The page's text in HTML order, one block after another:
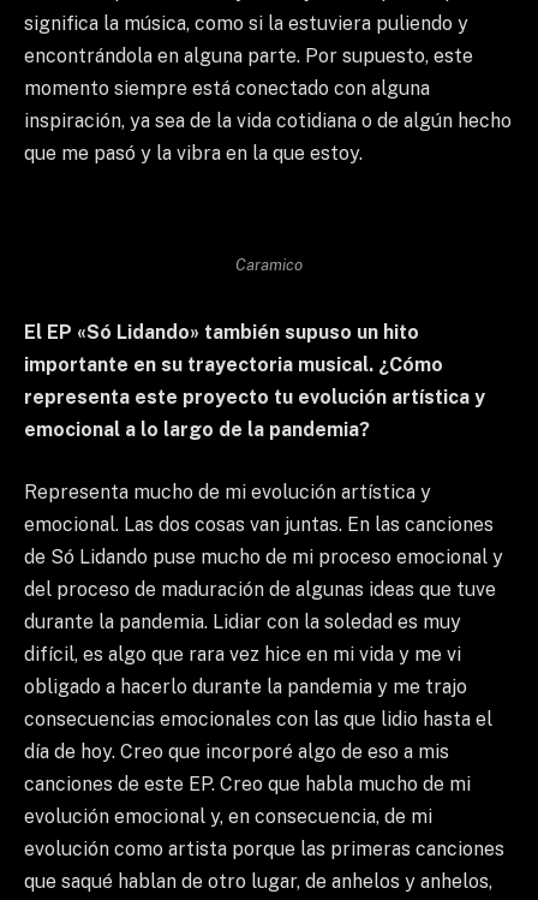
significa la música, como si la estuviera puliendo y
encontrándola en alguna parte. Por supuesto, este
momento siempre está conectado con alguna
inspiración, ya sea de la vida cotidiana o de algún hecho
que me pasó y la vibra en la que estoy.
Caramico
El EP «Só Lidando» también supuso un hito
importante en su trayectoria musical. ¿Cómo
representa este proyecto tu evolución artística y
emocional a lo largo de la pandemia?
Representa mucho de mi evolución artística y
emocional. Las dos cosas van juntas. En las canciones
de Só Lidando puse mucho de mi proceso emocional y
del proceso de maduración de algunas ideas que tuve
durante la pandemia. Lidiar con la soledad es muy
difícil, es algo que rara vez hice en mi vida y me vi
obligado a hacerlo durante la pandemia y me trajo
consecuencias emocionales con las que lidio hasta el
día de hoy. Creo que incorporé algo de eso a mis
canciones de este EP. Creo que habla mucho de mi
evolución emocional y, en consecuencia, de mi
evolución como artista porque las primeras canciones
que saqué hablan de otro lugar, de anhelos y anhelos,